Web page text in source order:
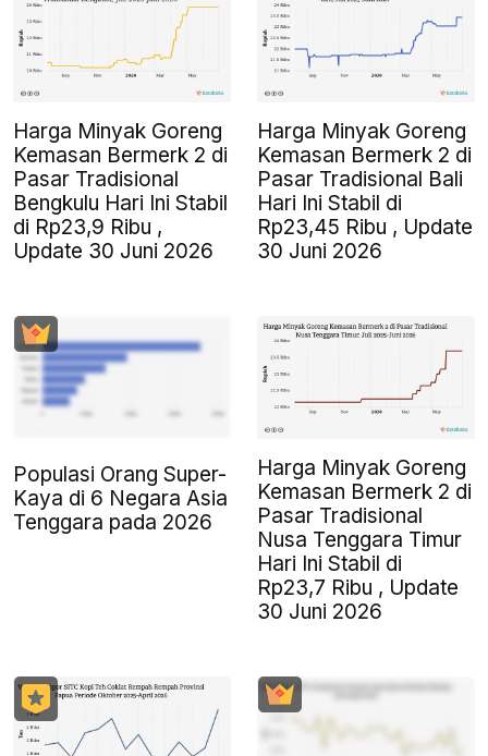
Harga Minyak Goreng
Kemasan Bermerk 2 di
Pasar Tradisional
Bengkulu Hari Ini Stabil
di Rp23,9 Ribu ,
Update 30 Juni 2026
Harga Minyak Goreng
Kemasan Bermerk 2 di
Pasar Tradisional Bali
Hari Ini Stabil di
Rp23,45 Ribu , Update
30 Juni 2026
Populasi Orang Super-
Kaya di 6 Negara Asia
Tenggara pada 2026
Harga Minyak Goreng
Kemasan Bermerk 2 di
Pasar Tradisional
Nusa Tenggara Timur
Hari Ini Stabil di
Rp23,7 Ribu , Update
30 Juni 2026